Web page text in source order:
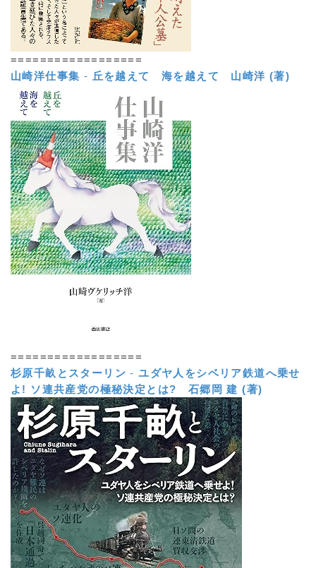
==================
山崎洋仕事集 - 丘を越えて 海を越えて 山崎洋 (著)
==================
杉原千畝とスターリン -ユダヤ人をシベリア鉄道へ乗せ
よ! ソ連共産党の極秘決定とは?
石郷岡 建 (著)